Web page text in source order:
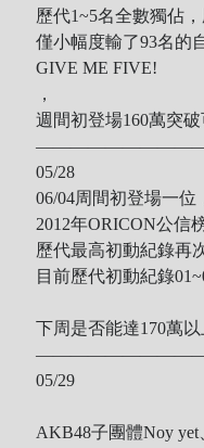
歷代1~5名全數獨佔
僅小幅度輸了93名的
GIVE ME FIVE!
，
週間初登場160萬突破
05/28
06/04周間初登場一位
2012年ORICON公信
歷代最高初動紀錄再
目前歷代初動紀錄
下周是否能達170萬
05/29
AKB48子團體Noy yet